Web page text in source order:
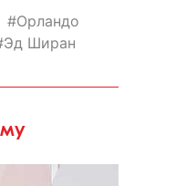
Орландо
Эд Ширан